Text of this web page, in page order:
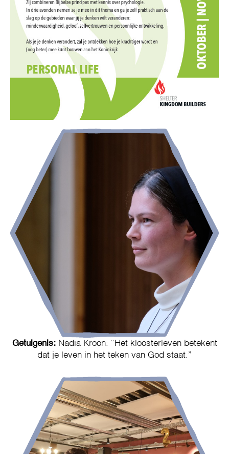
Getuigenis: Nadia Kroon: “Het kloosterleven betekent
dat je leven in het teken van God staat.”